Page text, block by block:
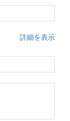
詳細を表示